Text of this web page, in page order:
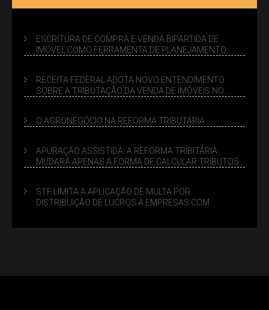
ESCRITURA DE COMPRA E VENDA BIPARTIDA DE
IMÓVEL COMO FERRAMENTA DE PLANEJAMENTO
RECEITA FEDERAL ADOTA NOVO ENTENDIMENTO
SOBRE A TRIBUTAÇÃO DA VENDA DE IMÓVEIS NO
O AGRONEGÓCIO NA REFORMA TRIBUTÁRIA
APURAÇÃO ASSISTIDA: A REFORMA TRIBITÁRIA
MUDARÁ APENAS A FORMA DE CALCULAR TRIBUTOS
STF LIMITA A APLICAÇÃO DE MULTA POR
DISTRIBUIÇÃO DE LUCROS A EMPRESAS COM